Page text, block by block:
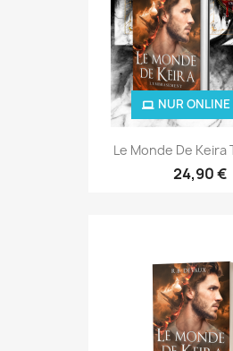
Le Monde De Keira
24,90 €
NUR